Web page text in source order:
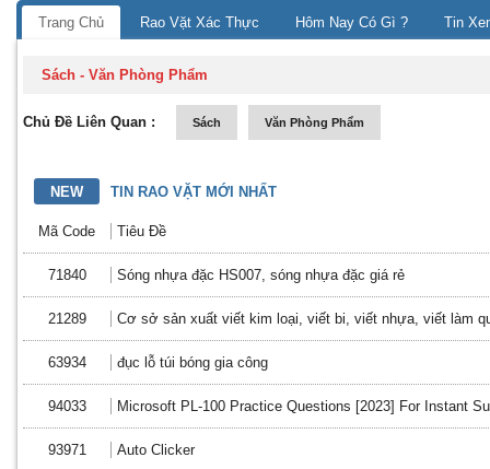
Trang Chủ Rao Vặt Xác Thực Hôm Nay Có Gì ? Tin
Sách - Văn Phòng Phẩm
Chủ Đề Liên Quan : Sách Văn Phòng Phẩm
NEW TIN RAO VẶT MỚI NHẤT
Mã Code Tiêu Đề
71840 Sóng nhựa đặc HS007, sóng nhựa đặc giá rẻ
21289 Cơ sở sản xuất viết kim loại, viết bi, viết nhựa, viết làm
63934 đục lỗ túi bóng gia công
94033 Microsoft PL-100 Practice Questions [2023] For Instant
93971 Auto Clicker